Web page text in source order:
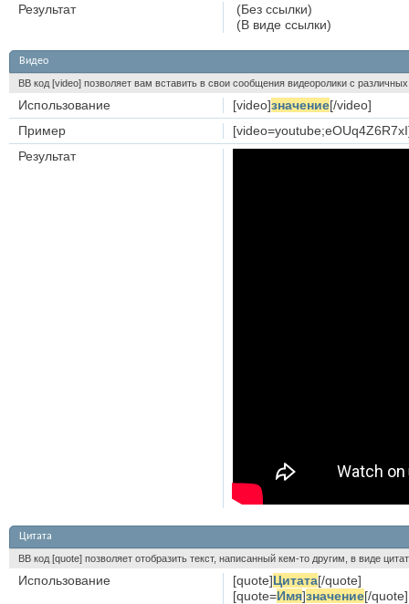
(Без ссылки)
(В виде ссылки)
Результат
Видео
BB код [video] позволяет вам вставить в свои сообщения видеоролики с
[video]значение[/video]
Использование
Пример
Результат
Цитата
BB код [quote] позволяет отобразить текст, написанный кем-то другим, в виде
[quote]Цитата[/quote]
[quote=Имя]значение[/quote]
Использование